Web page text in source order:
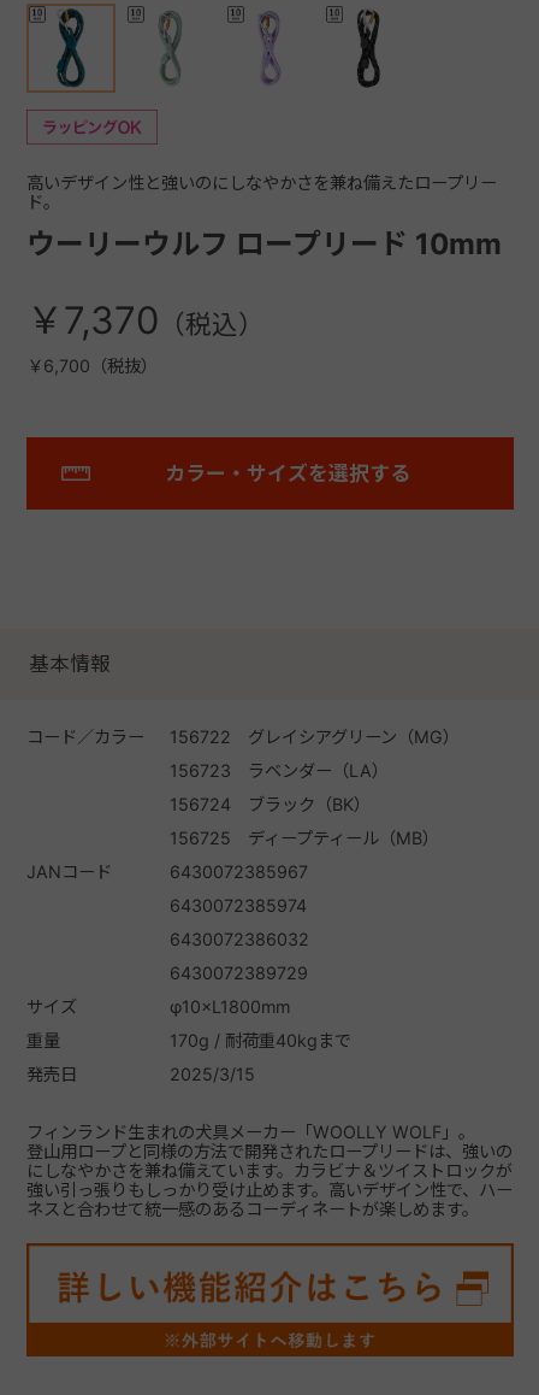
ウーリーウルフ ロープリード 10mm
高いデザイン性と強いのにしなやかさを兼ね備えたロープリー
ド。
￥7,370
￥6,700（税抜）
カラー・サイズを選択する
基本情報
コード／カラー
156722 グレイシアグリーン（MG）
156723 ラベンダー（LA）
156724 ブラック（BK）
156725 ディープティール（MB）
JANコード
6430072385967
6430072385974
6430072386032
6430072389729
サイズ
φ10×L1800mm
重量
170g / 耐荷重40kgまで
発売日
2025/3/15
フィンランド生まれの犬具メーカー「WOOLLY WOLF」。
登山用ロープと同様の方法で開発されたロープリードは、強いの
にしなやかさを兼ね備えています。カラビナ＆ツイストロックが
強い引っ張りもしっかり受け止めます。高いデザイン性で、ハー
ネスと合わせて統一感のあるコーディネートが楽しめます。